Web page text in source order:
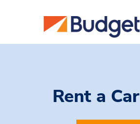
Rent a Car